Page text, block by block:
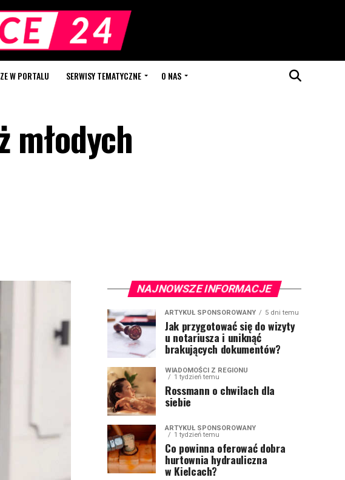
W PORTALU SERWISY TEMATYCZNE O NAS
młodych
NAJNOWSZE INFORMACJE
ARTYKUŁ SPONSOROWANY 5 dni temu
Jak przygotować się do wizyty
u notariusza i uniknąć
brakujących dokumentów?
WIADOMOŚCI Z REGIONU
1 tydzień temu
Rossmann o chwilach dla
siebie
ARTYKUŁ SPONSOROWANY
1 tydzień temu
Co powinna oferować dobra
hurtownia hydrauliczna
w Kielcach?